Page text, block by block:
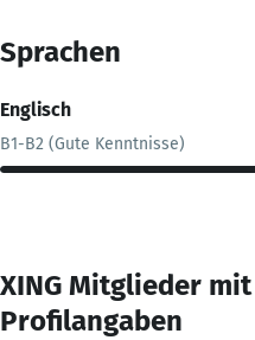
Sprachen
Englisch
B1-B2 (Gute Kenntnisse)
XING Mitglieder
Profilangaben